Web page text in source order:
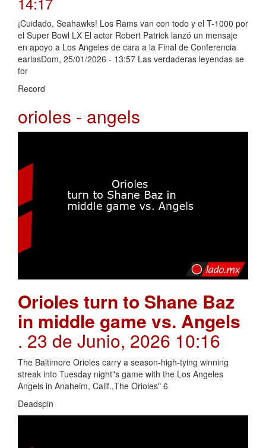
¡Cuidado, Seahawks! Los Rams van con todo y el T-1000 por
el Super Bowl LX El actor Robert Patrick lanzó un mensaje
en apoyo a Los Angeles de cara a la Final de Conferencia
eariasDom, 25/01/2026 - 13:57 Las verdaderas leyendas se
for
Record
orioles - angels
Orioles turn to Shane Baz
in middle game vs. Angels
. 23 de Junio, 2026 10:16
The Baltimore Orioles carry a season-high-tying winning
streak into Tuesday night"s game with the Los Angeles
Angels in Anaheim, Calif.,The Orioles" 6
Deadspin